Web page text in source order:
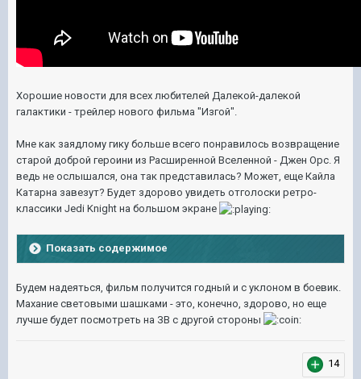
Хорошие новости для всех любителей Далекой-далекой
галактики - трейлер нового фильма "Изгой".
Мне как заядлому гику больше всего понравилось возвращение
старой доброй героини из Расширенной Вселенной - Джен Орс. Я
ведь не ослышался, она так представилась? Может, еще Кайла
Катарна завезут? Будет здорово увидеть отголоски ретро-
классики Jedi Knight на большом экране
Показать содержимое
Будем надеяться, фильм получится годный и с уклоном в боевик.
Махание световыми шашками - это, конечно, здорово, но еще
лучше будет посмотреть на ЗВ с другой стороны
14